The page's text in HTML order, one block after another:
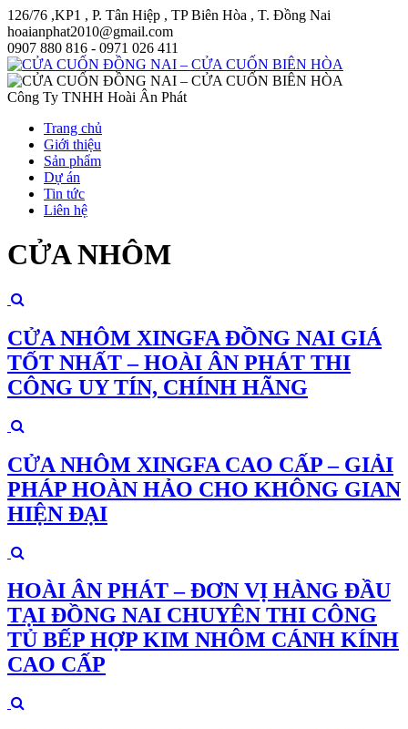
126/76 ,KP1 , P. Tân Hiệp , TP Biên Hòa , T. Đồng Nai
hoaianphat2010@gmail.com
0907 880 816 - 0971 026 411
Công Ty TNHH Hoài Ân Phát
Trang chủ
Giới thiệu
Sản phẩm
Dự án
Tin tức
Liên hệ
CỬA NHÔM
CỬA NHÔM XINGFA ĐỒNG NAI GIÁ
TỐT NHẤT – HOÀI ÂN PHÁT THI
CÔNG UY TÍN, CHÍNH HÃNG
CỬA NHÔM XINGFA CAO CẤP – GIẢI
PHÁP HOÀN HẢO CHO KHÔNG GIAN
HIỆN ĐẠI
HOÀI ÂN PHÁT – ĐƠN VỊ HÀNG ĐẦU
TẠI ĐỒNG NAI CHUYÊN THI CÔNG
TỦ BẾP HỢP KIM NHÔM CÁNH KÍNH
CAO CẤP